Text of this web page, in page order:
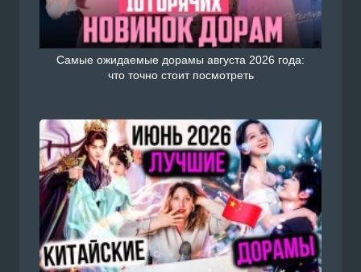
Самые ожидаемые дорамы августа 2026 года:
что точно стоит посмотреть